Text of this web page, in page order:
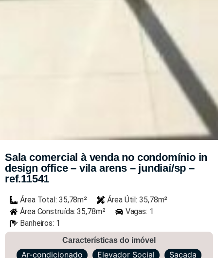
Sala comercial à venda no condomínio in
design office – vila arens – jundiaí/sp –
ref.11541
Área Total: 35,78m²
Área Útil: 35,78m²
Área Construída: 35,78m²
Vagas: 1
Banheiros: 1
Características do imóvel
Ar-condicionado Elevador Social Sacada